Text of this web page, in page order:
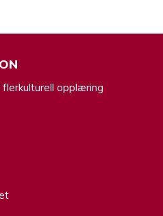
opplæring